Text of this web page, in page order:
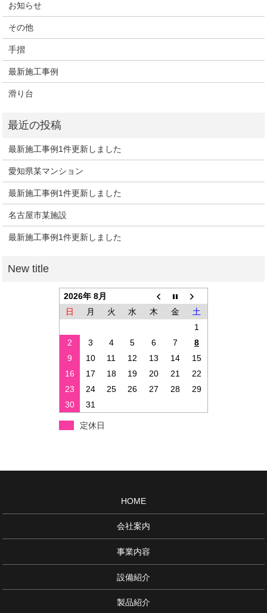
お知らせ
その他
手摺
最新施工事例
滑り台
最新施工事例1件更新しました
愛知県某マンション
最新施工事例1件更新しました
名古屋市某施設
最新施工事例1件更新しました
2026年 8月
日
月 火 水 木 金
土
1
2
3 4 5 6 7
8
9
10 11 12 13 14
15
16
17 18 19 20 21
22
23
24 25 26 27 28
29
30
31
定休日
HOME
会社案内
事業内容
設備紹介
製品紹介